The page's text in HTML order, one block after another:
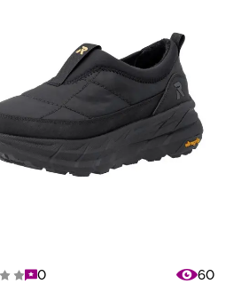
0 60